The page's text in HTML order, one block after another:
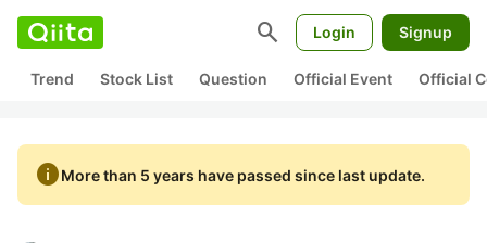
search Login Signup
Trend Stock List Question Official Event Official
infoMore than 5 years have passed since last update.